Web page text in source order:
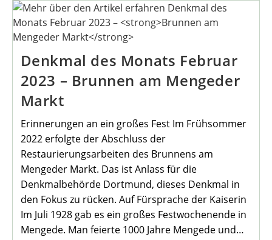
Versteht
Mich
Nicht
Mehr!“
Denkmal des Monats Februar
2023 – Brunnen am Mengeder
Markt
Erinnerungen an ein großes Fest Im Frühsommer
2022 erfolgte der Abschluss der
Restaurierungsarbeiten des Brunnens am
Mengeder Markt. Das ist Anlass für die
Denkmalbehörde Dortmund, dieses Denkmal in
den Fokus zu rücken. Auf Fürsprache der Kaiserin
Im Juli 1928 gab es ein großes Festwochenende in
Mengede. Man feierte 1000 Jahre Mengede und…